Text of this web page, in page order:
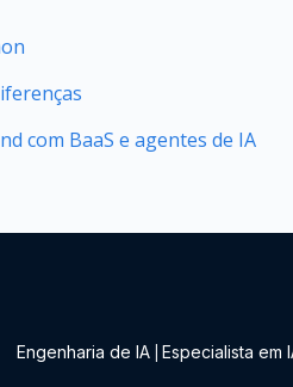
com BaaS e agentes de IA
Engenharia de IA Especialista em